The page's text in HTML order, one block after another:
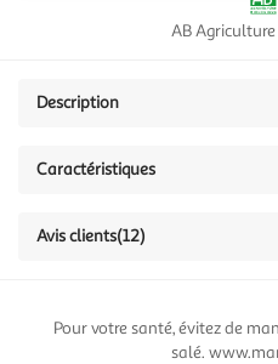
AB
Description
Caractéristiques
Avis clients(12)
Pour votre santé, évitez de
salé.